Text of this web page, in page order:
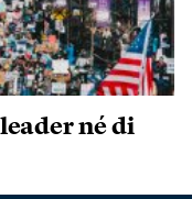
né di